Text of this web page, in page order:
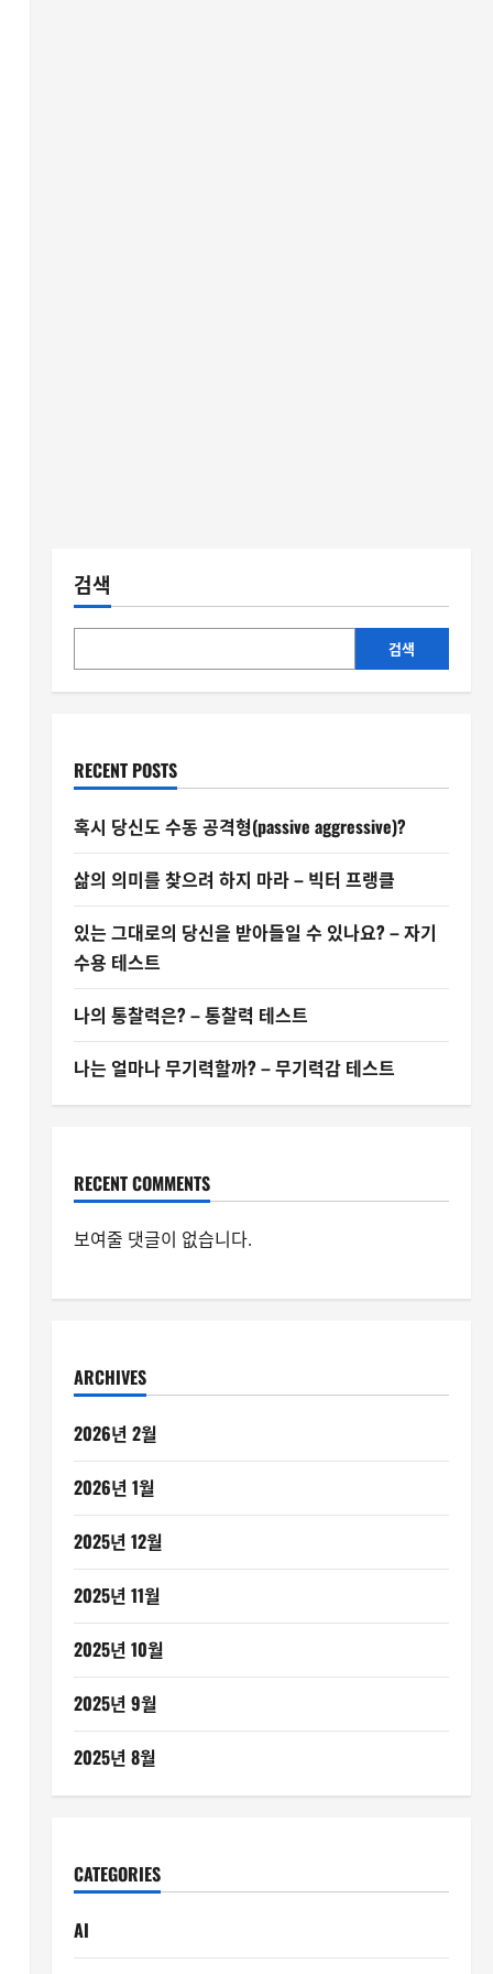
검색
검색
RECENT POSTS
혹시 당신도 수동 공격형(passive aggressive)?
삶의 의미를 찾으려 하지 마라 – 빅터 프랭클
있는 그대로의 당신을 받아들일 수 있나요? – 자기
수용 테스트
나의 통찰력은? – 통찰력 테스트
나는 얼마나 무기력할까? – 무기력감 테스트
RECENT COMMENTS
보여줄 댓글이 없습니다.
ARCHIVES
2026년 2월
2026년 1월
2025년 12월
2025년 11월
2025년 10월
2025년 9월
2025년 8월
CATEGORIES
AI